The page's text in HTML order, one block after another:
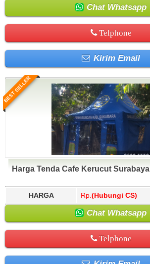
Chat Whatsapp
Telphone
Kirim Email
BEST SELLER
Harga Tenda Cafe Kerucut Surabaya
HARGA Rp. (Hubungi CS)
Chat Whatsapp
Telphone